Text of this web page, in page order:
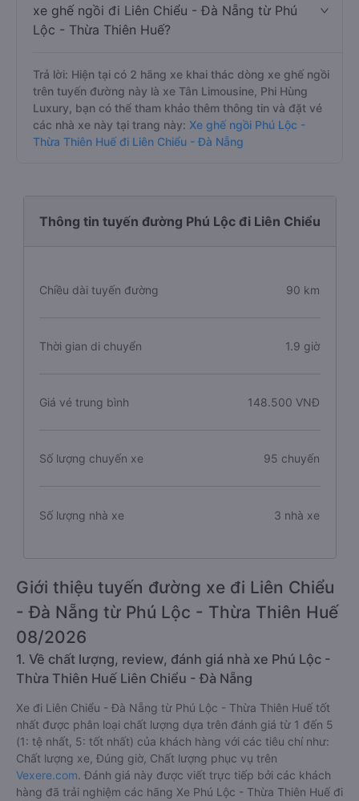
xe ghế ngồi đi Liên Chiểu - Đà Nẵng từ Phú
Lộc - Thừa Thiên Huế?
Trả lời: Hiện tại có 2 hãng xe khai thác dòng xe ghế ngồi
trên tuyến đường này là xe Tân Limousine, Phi Hùng
Luxury, bạn có thể tham khảo thêm thông tin và đặt vé
các nhà xe này tại trang này: Xe ghế ngồi Phú Lộc -
Thừa Thiên Huế đi Liên Chiểu - Đà Nẵng
Thông tin tuyến đường Phú Lộc đi Liên Chiểu
Chiều dài tuyến đường 90 km
Thời gian di chuyển 1.9 giờ
Giá vé trung bình 148.500 VNĐ
Số lượng chuyến xe 95 chuyến
Số lượng nhà xe 3 nhà xe
Giới thiệu tuyến đường xe đi Liên Chiểu
- Đà Nẵng từ Phú Lộc - Thừa Thiên Huế
08/2026
1. Về chất lượng, review, đánh giá nhà xe Phú Lộc -
Thừa Thiên Huế Liên Chiểu - Đà Nẵng
Xe đi Liên Chiểu - Đà Nẵng từ Phú Lộc - Thừa Thiên Huế tốt
nhất được phân loại chất lượng dựa trên đánh giá từ 1 đến 5
(1: tệ nhất, 5: tốt nhất) của khách hàng với các tiêu chí như:
Chất lượng xe, Đúng giờ, Chất lượng phục vụ trên
Vexere.com. Đánh giá này được viết trực tiếp bởi các khách
hàng đã trải nghiệm các hãng Xe Phú Lộc - Thừa Thiên Huế đi